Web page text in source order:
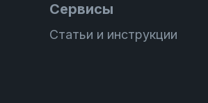
Сервисы
Статьи и инструкции